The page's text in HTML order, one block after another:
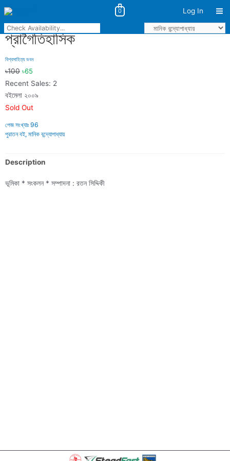
Skip
to
content
0 Log In
প্রাগৈতিহাসিক
বিশ্বসাহিত্য ভবন
৳100 ৳65
Recent Sales: 2
বইমেলা ২০০৯
Sold Out
পেজ সংখ্যাঃ 96
পুরাতন বই, মানিক বন্দ্যোপাধ্যায়
Description
ভূমিকা * সংকলন * সম্পাদনা : রতন সিদ্দিকী